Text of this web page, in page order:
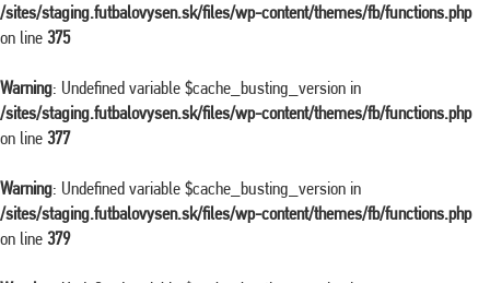
/sites/staging.futbalovysen.sk/files/wp-content/themes/fb/functions.php
on line 375
Warning: Undefined variable $cache_busting_version in
/sites/staging.futbalovysen.sk/files/wp-content/themes/fb/functions.php
on line 377
Warning: Undefined variable $cache_busting_version in
/sites/staging.futbalovysen.sk/files/wp-content/themes/fb/functions.php
on line 379